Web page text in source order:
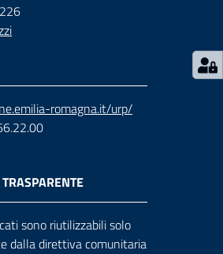
romagna.it/urp/
sono riutilizzabili solo
dalla direttiva comunitaria